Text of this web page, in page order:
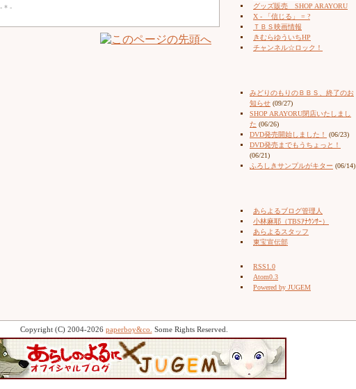
* -
グッズ販売 SHOP ARAYORU
X - 「信じる」 = ?
ＴＢＳ映画情報
きむらゆういちHP
チャンネル☆ロック！
みどりのもりのＢＢＳ、終了のお
知らせ (09/27)
SHOP ARAYORU閉店いたしまし
た (06/26)
DVD発売開始しました！
(06/23)
DVD発売までもうちょっと！
(06/21)
ふろしきサンプルがキター (06/14)
あらよるブログ管理人
小林麻耶（TBSｱﾅｳﾝｻｰ）
あらよるスタッフ
東宝宣伝部
RSS1.0
Atom0.3
Powered by JUGEM
Copyright (C) 2004-2026 paperboy&co. Some Rights Reserved.